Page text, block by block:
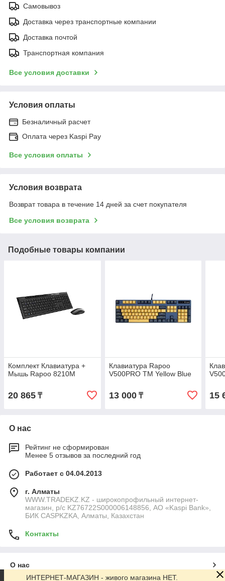
Самовывоз
Доставка через транспортные компании
Доставка почтой
Транспортная компания
Все условия доставки
Условия оплаты
Безналичный расчет
Оплата через Kaspi Pay
Все условия оплаты
Условия возврата
Возврат товара в течение 14 дней за счет покупателя
Все условия возврата
Подобные товары компании
Комплект Клавиатура +
Мышь Rapoo 8210M
20 865 ₸
Клавиатура Rapoo
V500PRO TM Yellow Blue
13 000₸ 15
О нас
Рейтинг не сформирован
Менее 5 отзывов за последний год
Работает с 04.04.2013
г. Алматы
WWW.TRADEKZ.KZ - широкопрофильный интернет-
магазин, р/с KZ76722S000006148856, АО «Kaspi Bank»,
БИК CASPKZKA, Алматы, Казахстан
Контакты
О нас
ИНТЕРНЕТ-МАГАЗИН - живого магазина НЕТ.